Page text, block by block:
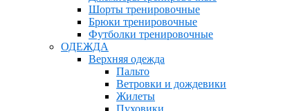
Шорты тренировочные
Брюки тренировочные
Футболки тренировочные
ОДЕЖДА
Верхняя одежда
Пальто
Ветровки и дождевики
Жилеты
Пуховики